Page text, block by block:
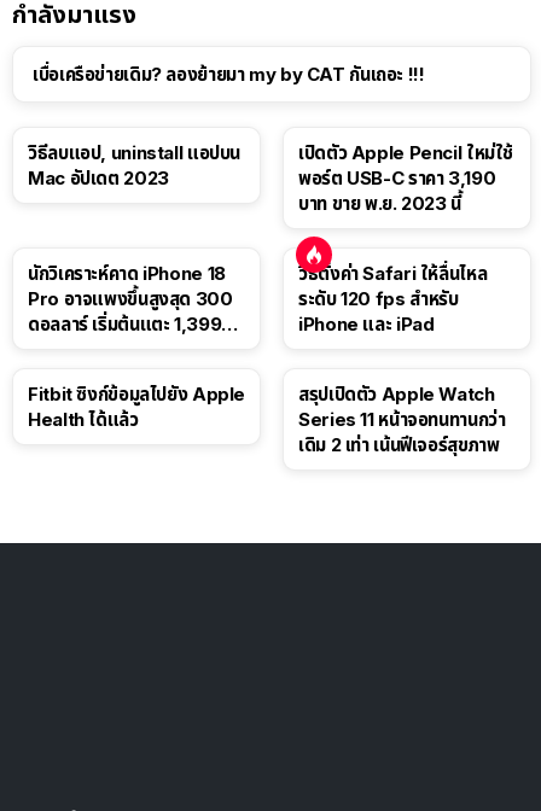
กำลังมาแรง
เบื่อเครือข่ายเดิม? ลองย้ายมา my by CAT กันเถอะ !!!
วิธีลบแอป, uninstall แอปบน
Mac อัปเดต 2023
เปิดตัว Apple Pencil ใหม่ใช้
พอร์ต USB-C ราคา 3,190
บาท ขาย พ.ย. 2023 นี้
นักวิเคราะห์คาด iPhone 18
Pro อาจแพงขึ้นสูงสุด 300
ดอลลาร์ เริ่มต้นแตะ 1,399
วิธีตั้งค่า Safari ให้ลื่นไหล
ระดับ 120 fps สำหรับ
iPhone และ iPad
Fitbit ซิงก์ข้อมูลไปยัง Apple
Health ได้แล้ว
สรุปเปิดตัว Apple Watch
Series 11 หน้าจอทนทานกว่า
เดิม 2 เท่า เน้นฟีเจอร์สุขภาพ